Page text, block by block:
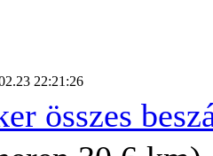
22:21:26
összes